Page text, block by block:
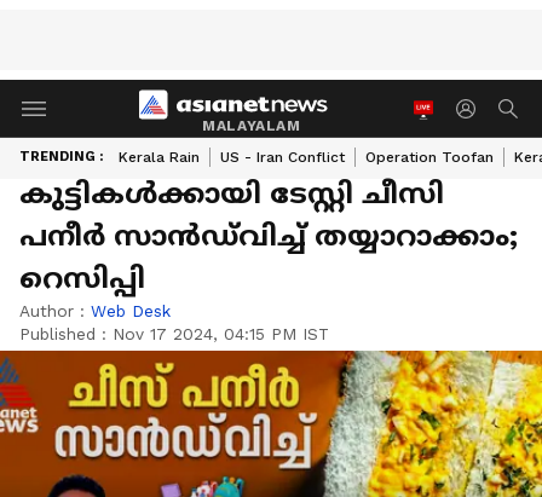
MALAYALAM
TRENDING : Kerala Rain US - Iran Conflict Operation Toofan
കുട്ടികള്‍ക്കായി ടേസ്റ്റി ചീസി
പനീർ സാൻഡ്‌വിച്ച് തയ്യാറാക്കാം;
റെസിപ്പി
Author : Web Desk
Published : Nov 17 2024, 04:15 PM IST